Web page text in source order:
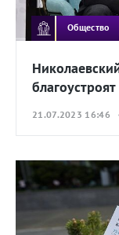
Общество
21.07.2023 16:46